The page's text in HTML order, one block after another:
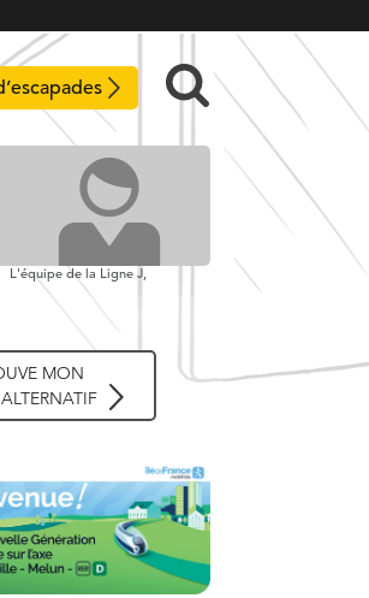
L'équipe de la Ligne J,
MON